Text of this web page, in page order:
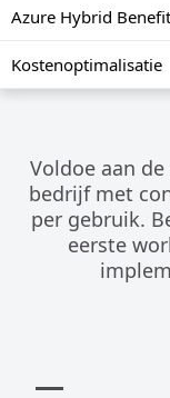
Azure Hybrid Benefit
Kostenoptimalisatie
Voldoe aan
bedrijf met
per gebruik.
eerste